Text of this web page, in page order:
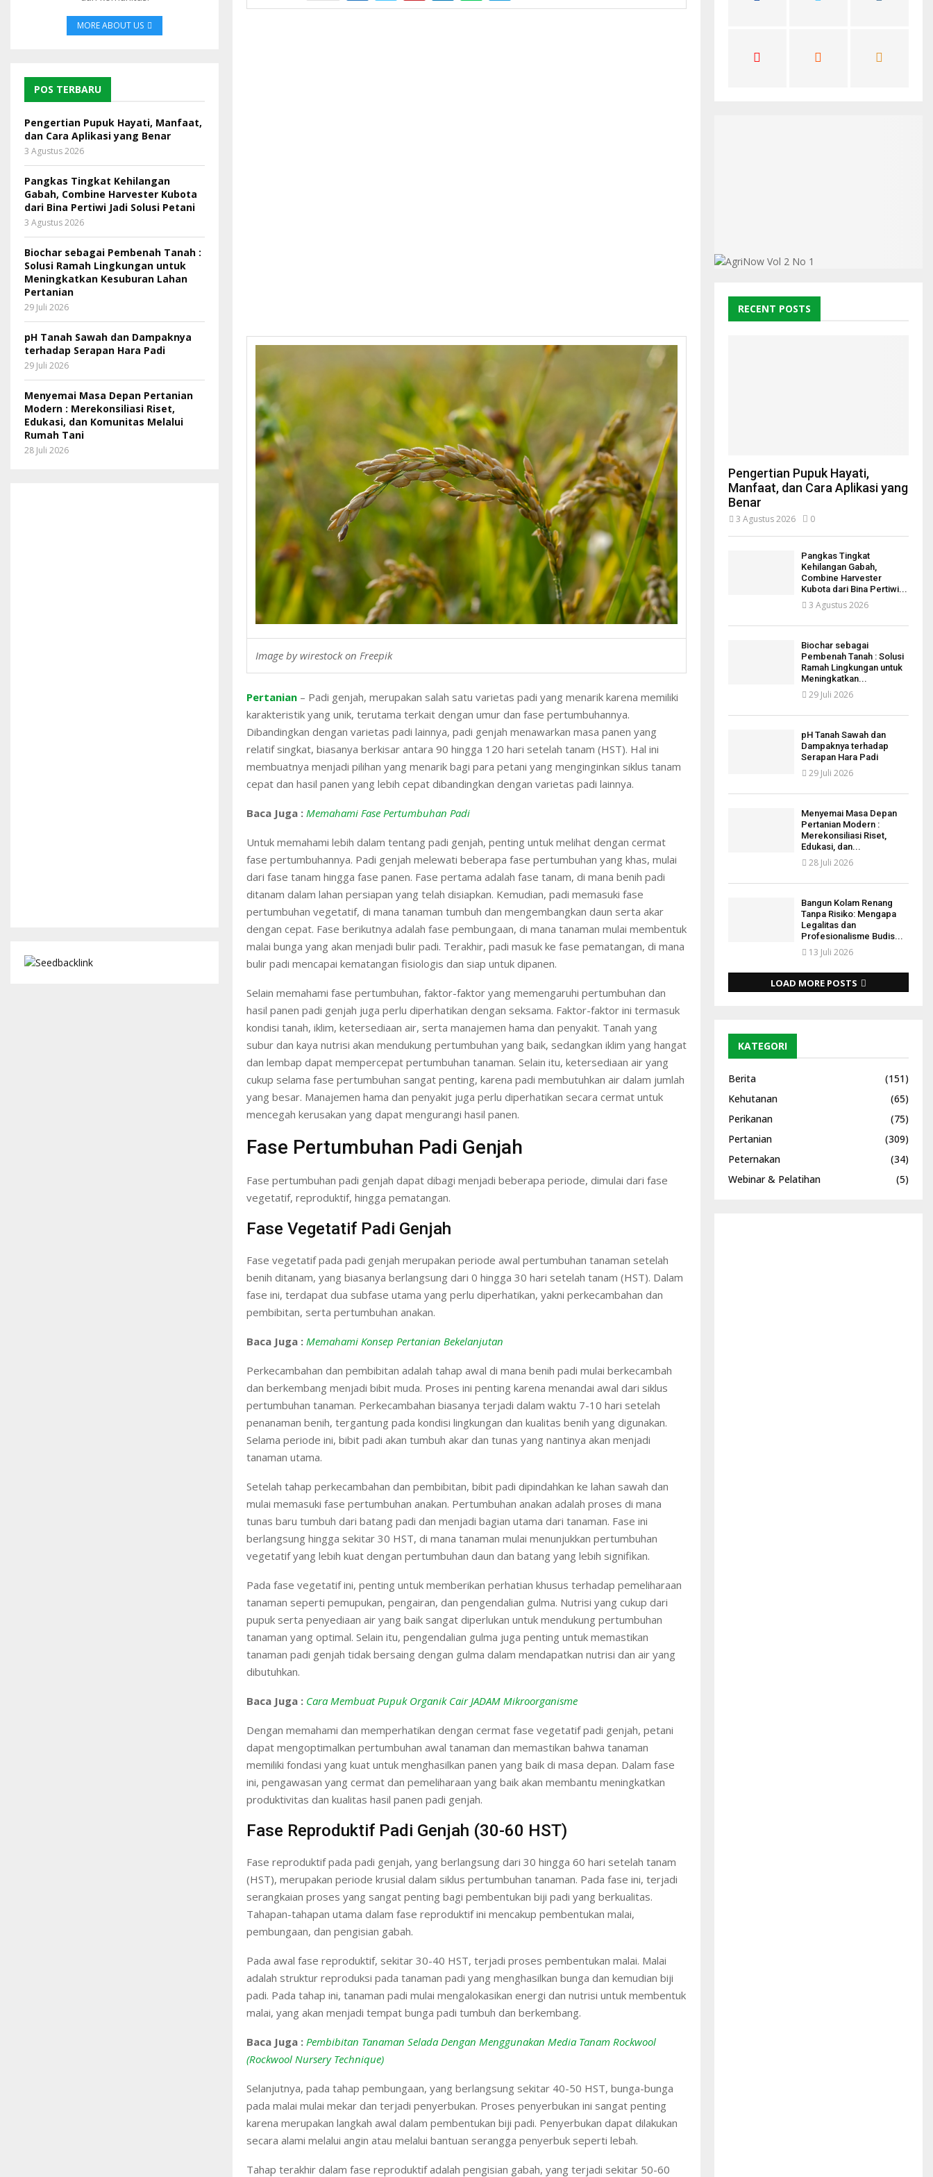
Image by wirestock on Freepik
Pertanian – Padi genjah, merupakan salah satu varietas padi yang menarik karena memiliki
karakteristik yang unik, terutama terkait dengan umur dan fase pertumbuhannya.
Dibandingkan dengan varietas padi lainnya, padi genjah menawarkan masa panen yang
relatif singkat, biasanya berkisar antara 90 hingga 120 hari setelah tanam (HST). Hal ini
membuatnya menjadi pilihan yang menarik bagi para petani yang menginginkan siklus tanam
cepat dan hasil panen yang lebih cepat dibandingkan dengan varietas padi lainnya.
Baca Juga : Memahami Fase Pertumbuhan Padi
Untuk memahami lebih dalam tentang padi genjah, penting untuk melihat dengan cermat
fase pertumbuhannya. Padi genjah melewati beberapa fase pertumbuhan yang khas, mulai
dari fase tanam hingga fase panen. Fase pertama adalah fase tanam, di mana benih padi
ditanam dalam lahan persiapan yang telah disiapkan. Kemudian, padi memasuki fase
pertumbuhan vegetatif, di mana tanaman tumbuh dan mengembangkan daun serta akar
dengan cepat. Fase berikutnya adalah fase pembungaan, di mana tanaman mulai membentuk
malai bunga yang akan menjadi bulir padi. Terakhir, padi masuk ke fase pematangan, di mana
bulir padi mencapai kematangan fisiologis dan siap untuk dipanen.
Selain memahami fase pertumbuhan, faktor-faktor yang memengaruhi pertumbuhan dan
hasil panen padi genjah juga perlu diperhatikan dengan seksama. Faktor-faktor ini termasuk
kondisi tanah, iklim, ketersediaan air, serta manajemen hama dan penyakit. Tanah yang
subur dan kaya nutrisi akan mendukung pertumbuhan yang baik, sedangkan iklim yang hangat
dan lembap dapat mempercepat pertumbuhan tanaman. Selain itu, ketersediaan air yang
cukup selama fase pertumbuhan sangat penting, karena padi membutuhkan air dalam jumlah
yang besar. Manajemen hama dan penyakit juga perlu diperhatikan secara cermat untuk
mencegah kerusakan yang dapat mengurangi hasil panen.
Fase Pertumbuhan Padi Genjah
Fase pertumbuhan padi genjah dapat dibagi menjadi beberapa periode, dimulai dari fase
vegetatif, reproduktif, hingga pematangan.
Fase Vegetatif Padi Genjah
Fase vegetatif pada padi genjah merupakan periode awal pertumbuhan tanaman setelah
benih ditanam, yang biasanya berlangsung dari 0 hingga 30 hari setelah tanam (HST). Dalam
fase ini, terdapat dua subfase utama yang perlu diperhatikan, yakni perkecambahan dan
pembibitan, serta pertumbuhan anakan.
Baca Juga : Memahami Konsep Pertanian Bekelanjutan
Perkecambahan dan pembibitan adalah tahap awal di mana benih padi mulai berkecambah
dan berkembang menjadi bibit muda. Proses ini penting karena menandai awal dari siklus
pertumbuhan tanaman. Perkecambahan biasanya terjadi dalam waktu 7-10 hari setelah
penanaman benih, tergantung pada kondisi lingkungan dan kualitas benih yang digunakan.
Selama periode ini, bibit padi akan tumbuh akar dan tunas yang nantinya akan menjadi
tanaman utama.
Setelah tahap perkecambahan dan pembibitan, bibit padi dipindahkan ke lahan sawah dan
mulai memasuki fase pertumbuhan anakan. Pertumbuhan anakan adalah proses di mana
tunas baru tumbuh dari batang padi dan menjadi bagian utama dari tanaman. Fase ini
berlangsung hingga sekitar 30 HST, di mana tanaman mulai menunjukkan pertumbuhan
vegetatif yang lebih kuat dengan pertumbuhan daun dan batang yang lebih signifikan.
Pada fase vegetatif ini, penting untuk memberikan perhatian khusus terhadap pemeliharaan
tanaman seperti pemupukan, pengairan, dan pengendalian gulma. Nutrisi yang cukup dari
pupuk serta penyediaan air yang baik sangat diperlukan untuk mendukung pertumbuhan
tanaman yang optimal. Selain itu, pengendalian gulma juga penting untuk memastikan
tanaman padi genjah tidak bersaing dengan gulma dalam mendapatkan nutrisi dan air yang
dibutuhkan.
Baca Juga : Cara Membuat Pupuk Organik Cair JADAM Mikroorganisme
Dengan memahami dan memperhatikan dengan cermat fase vegetatif padi genjah, petani
dapat mengoptimalkan pertumbuhan awal tanaman dan memastikan bahwa tanaman
memiliki fondasi yang kuat untuk menghasilkan panen yang baik di masa depan. Dalam fase
ini, pengawasan yang cermat dan pemeliharaan yang baik akan membantu meningkatkan
produktivitas dan kualitas hasil panen padi genjah.
Fase Reproduktif Padi Genjah (30-60 HST)
Fase reproduktif pada padi genjah, yang berlangsung dari 30 hingga 60 hari setelah tanam
(HST), merupakan periode krusial dalam siklus pertumbuhan tanaman. Pada fase ini, terjadi
serangkaian proses yang sangat penting bagi pembentukan biji padi yang berkualitas.
Tahapan-tahapan utama dalam fase reproduktif ini mencakup pembentukan malai,
pembungaan, dan pengisian gabah.
Pada awal fase reproduktif, sekitar 30-40 HST, terjadi proses pembentukan malai. Malai
adalah struktur reproduksi pada tanaman padi yang menghasilkan bunga dan kemudian biji
padi. Pada tahap ini, tanaman padi mulai mengalokasikan energi dan nutrisi untuk membentuk
malai, yang akan menjadi tempat bunga padi tumbuh dan berkembang.
Baca Juga : Pembibitan Tanaman Selada Dengan Menggunakan Media Tanam Rockwool
(Rockwool Nursery Technique)
Selanjutnya, pada tahap pembungaan, yang berlangsung sekitar 40-50 HST, bunga-bunga
pada malai mulai mekar dan terjadi penyerbukan. Proses penyerbukan ini sangat penting
karena merupakan langkah awal dalam pembentukan biji padi. Penyerbukan dapat dilakukan
secara alami melalui angin atau melalui bantuan serangga penyerbuk seperti lebah.
Tahap terakhir dalam fase reproduktif adalah pengisian gabah, yang terjadi sekitar 50-60
MORE ABOUT US
POS TERBARU
Pengertian Pupuk Hayati, Manfaat,
dan Cara Aplikasi yang Benar
3 Agustus 2026
Pangkas Tingkat Kehilangan
Gabah, Combine Harvester Kubota
dari Bina Pertiwi Jadi Solusi Petani
3 Agustus 2026
Biochar sebagai Pembenah Tanah :
Solusi Ramah Lingkungan untuk
Meningkatkan Kesuburan Lahan
Pertanian
29 Juli 2026
pH Tanah Sawah dan Dampaknya
terhadap Serapan Hara Padi
29 Juli 2026
Menyemai Masa Depan Pertanian
Modern : Merekonsiliasi Riset,
Edukasi, dan Komunitas Melalui
Rumah Tani
28 Juli 2026
RECENT POSTS
Pengertian Pupuk Hayati,
Manfaat, dan Cara Aplikasi yang
Benar
3 Agustus 2026 0
Pangkas Tingkat
Kehilangan Gabah,
Combine Harvester
Kubota dari Bina Pertiwi...
3 Agustus 2026
Biochar sebagai
Pembenah Tanah : Solusi
Ramah Lingkungan untuk
Meningkatkan...
29 Juli 2026
pH Tanah Sawah dan
Dampaknya terhadap
Serapan Hara Padi
29 Juli 2026
Menyemai Masa Depan
Pertanian Modern :
Merekonsiliasi Riset,
Edukasi, dan...
28 Juli 2026
Bangun Kolam Renang
Tanpa Risiko: Mengapa
Legalitas dan
Profesionalisme Budis...
13 Juli 2026
LOAD MORE POSTS
KATEGORI
Berita
(151)
Kehutanan
(65)
Perikanan
(75)
Pertanian
(309)
Peternakan
(34)
Webinar & Pelatihan
(5)